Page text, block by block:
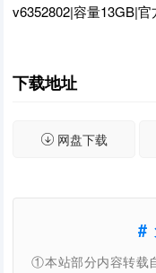
v6352802|容量13GB|
下载地址
网盘下载
#
①本站部分内容转载